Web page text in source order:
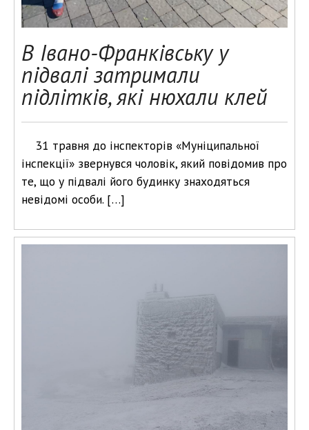
В Івано-Франківську у
підвалі затримали
підлітків, які нюхали клей
31 травня до інспекторів «Муніципальної
інспекції» звернувся чоловік, який повідомив про
те, що у підвалі його будинку знаходяться
невідомі особи. […]